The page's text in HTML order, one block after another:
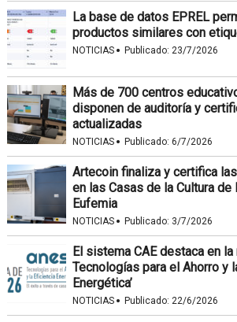
La base de datos EPREL
productos similares con
NOTICIAS · Publicado: 23/7/2026
Más de 700 centros
disponen de auditoría y
actualizadas
NOTICIAS · Publicado: 6/7/2026
Artecoin finaliza y certifica
en las Casas de la Cultura de
Eufemia
NOTICIAS · Publicado: 3/7/2026
El sistema CAE destaca en la
Tecnologías para el Ahorro y
Energética’
NOTICIAS · Publicado: 22/6/2026